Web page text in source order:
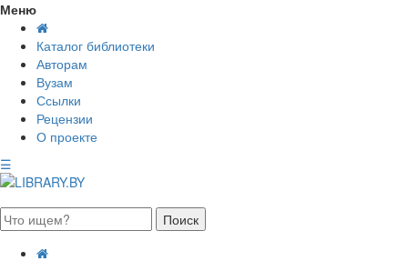
Меню
Каталог библиотеки
Авторам
Вузам
Ссылки
Рецензии
О проекте
☰